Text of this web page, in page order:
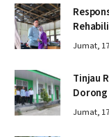
Jumat,
Tinjau
Jumat,